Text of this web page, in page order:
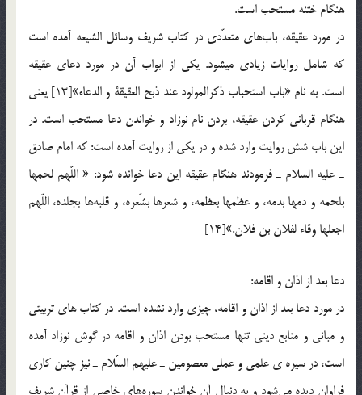
هنگام ختنه مستحب است.
در مورد عقيقه، باب‌هاي متعدّدي در كتاب شريف وسائل الشيعه آمده است
كه شامل روايات زيادي مي­شود. يكي از ابواب آن در مورد دعاي عقيقه
است. به نام «باب استحباب ذكرالمولود عند ذبح العقيقة و الدعاء»[13] يعني
هنگام قرباني كردن عقيقه، بردن نام نوزاد و خواندن دعا مستحب است. در
اين باب شش روايت وارد شده و در يكي از روايت آمده است: كه امام صادق
ـ عليه السلام ـ فرمودند هنگام عقيقه اين دعا خوانده شود: « اللّهم لحمها
بلحمه و دمها بدمه، و عظمها بعظمه، و شعرها بشَعره، و قلبه‌ها بجلده، اللّهم
اجعلها وقاء لفلان بن فلان.»[14]
دعا بعد از اذان و اقامه:
در مورد دعا بعد از اذان و اقامه، چيزي وارد نشده است. در كتاب هاي تربيتي
و مباني و منابع ديني تنها مستحب بودن اذان و اقامه در گوش نوزاد آمده
است، در سيره ي علمي و عملي معصومين ـ عليهم السّلام ـ نيز چنين كاري